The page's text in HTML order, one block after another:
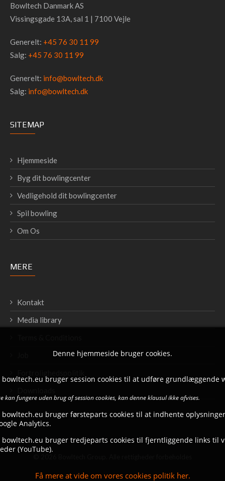
Bowltech Danmark AS
Vissingsgade 13A, sal 1 | 7100 Vejle
Generelt: +45 76 30 11 99
Salg: +45 76 30 11 99
Generelt: info@bowltech.dk
Salg: info@bowltech.dk
SITEMAP
Hjemmeside
Byg dit bowlingcenter
Vedligehold dit bowlingcenter
Spil bowling
Om Os
MERE
Kontakt
Media library
Denne hjemmeside bruger cookies.
bowltech.eu bruger session cookies til at udføre grundlæggende
kan fungere uden brug af session cookies, kan denne klausul ikke afvises.
bowltech.eu bruger førsteparts cookies til at indhente
Analytics.
bowltech.eu bruger tredjeparts cookies til fjerntliggende links til
(YouTube).
Få mere at vide om vores cookies politik her.